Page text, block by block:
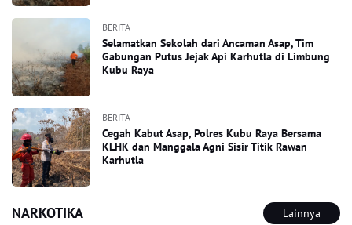
BERITA
Selamatkan Sekolah dari Ancaman Asap, Tim
Gabungan Putus Jejak Api Karhutla di Limbung
Kubu Raya
BERITA
Cegah Kabut Asap, Polres Kubu Raya Bersama
KLHK dan Manggala Agni Sisir Titik Rawan
Karhutla
NARKOTIKA Lainnya